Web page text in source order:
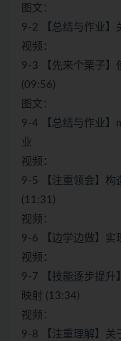
图文：
9-2 【总结与作业】
视频：
9-3 【先来个栗子】
(09:56)
图文：
9-4 【总结与作业】
业
视频：
9-5 【注重领会】构
(11:31)
视频：
9-6 【边学边做】实
视频：
9-7 【技能逐步提升
映射 (13:34)
视频：
9-8 【注重理解】关